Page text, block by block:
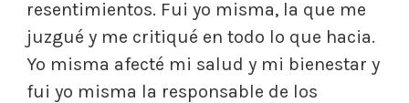
resentimientos. Fui yo misma, la que me
juzgué y me critiqué en todo lo que hacia.
Yo misma afecté mi salud y mi bienestar y
fui yo misma la responsable de los